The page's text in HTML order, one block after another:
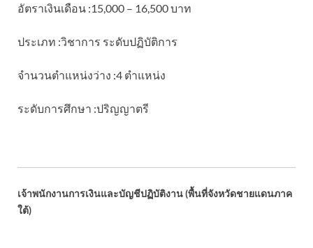
อัตราเงินเดือน :15,000 – 16,500 บาท
ประเภท :วิชาการ ระดับปฏิบัติการ
จำนวนตำแหน่งว่าง :4 ตำแหน่ง
ระดับการศึกษา :ปริญญาตรี
เจ้าพนักงานการเงินและบัญชีปฏิบัติงาน (พื้นที่จังหวัดชายแดนภาค
ใต้)